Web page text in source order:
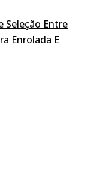
Seleção Entre
Enrolada E